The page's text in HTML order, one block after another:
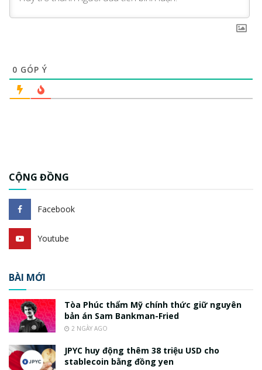
0 GÓP Ý
CỘNG ĐỒNG
Facebook
Youtube
BÀI MỚI
Tòa Phúc thẩm Mỹ chính thức giữ nguyên
bản án Sam Bankman-Fried
2 NGÀY AGO
JPYC huy động thêm 38 triệu USD cho
stablecoin bằng đồng yen